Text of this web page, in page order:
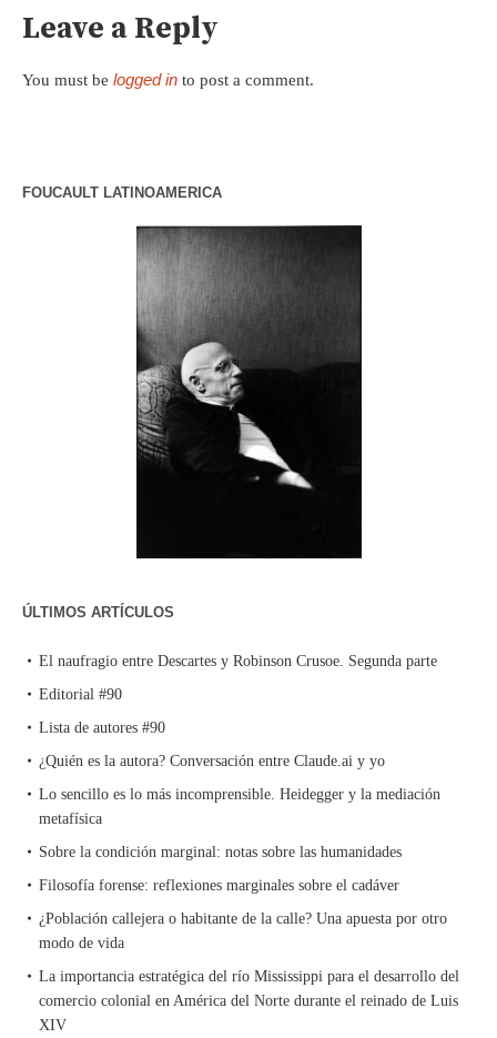
Leave a Reply
You must be logged in to post a comment.
FOUCAULT LATINOAMERICA
ÚLTIMOS ARTÍCULOS
El naufragio entre Descartes y Robinson Crusoe. Segunda parte
Editorial #90
Lista de autores #90
¿Quién es la autora? Conversación entre Claude.ai y yo
Lo sencillo es lo más incomprensible. Heidegger y la mediación
metafísica
Sobre la condición marginal: notas sobre las humanidades
Filosofía forense: reflexiones marginales sobre el cadáver
¿Población callejera o habitante de la calle? Una apuesta por otro
modo de vida
La importancia estratégica del río Mississippi para el desarrollo del
comercio colonial en América del Norte durante el reinado de Luis
XIV